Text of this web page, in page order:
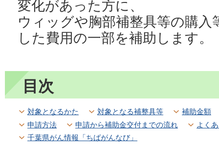
変化があった方に、
ウィッグや胸部補整具等の購入
した費用の一部を補助します。
目次
対象となるかた 対象となる補整具等
補助金額
申請方法
申請から補助金交付までの流れ
よく
千葉県がん情報「ちばがんなび」